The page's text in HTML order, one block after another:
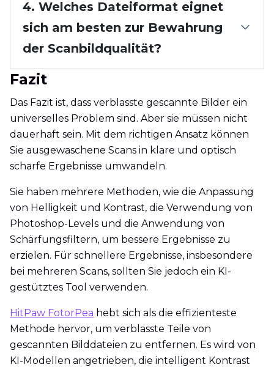
4. Welches Dateiformat eignet
sich am besten zur Bewahrung
der Scanbildqualität?
Fazit
Das Fazit ist, dass verblasste gescannte Bilder ein
universelles Problem sind. Aber sie müssen nicht
dauerhaft sein. Mit dem richtigen Ansatz können
Sie ausgewaschene Scans in klare und optisch
scharfe Ergebnisse umwandeln.
Sie haben mehrere Methoden, wie die Anpassung
von Helligkeit und Kontrast, die Verwendung von
Photoshop-Levels und die Anwendung von
Schärfungsfiltern, um bessere Ergebnisse zu
erzielen. Für schnellere Ergebnisse, insbesondere
bei mehreren Scans, sollten Sie jedoch ein KI-
gestütztes Tool verwenden.
HitPaw FotorPea hebt sich als die effizienteste
Methode hervor, um verblasste Teile von
gescannten Bilddateien zu entfernen. Es wird von
KI-Modellen angetrieben, die intelligent Kontrast